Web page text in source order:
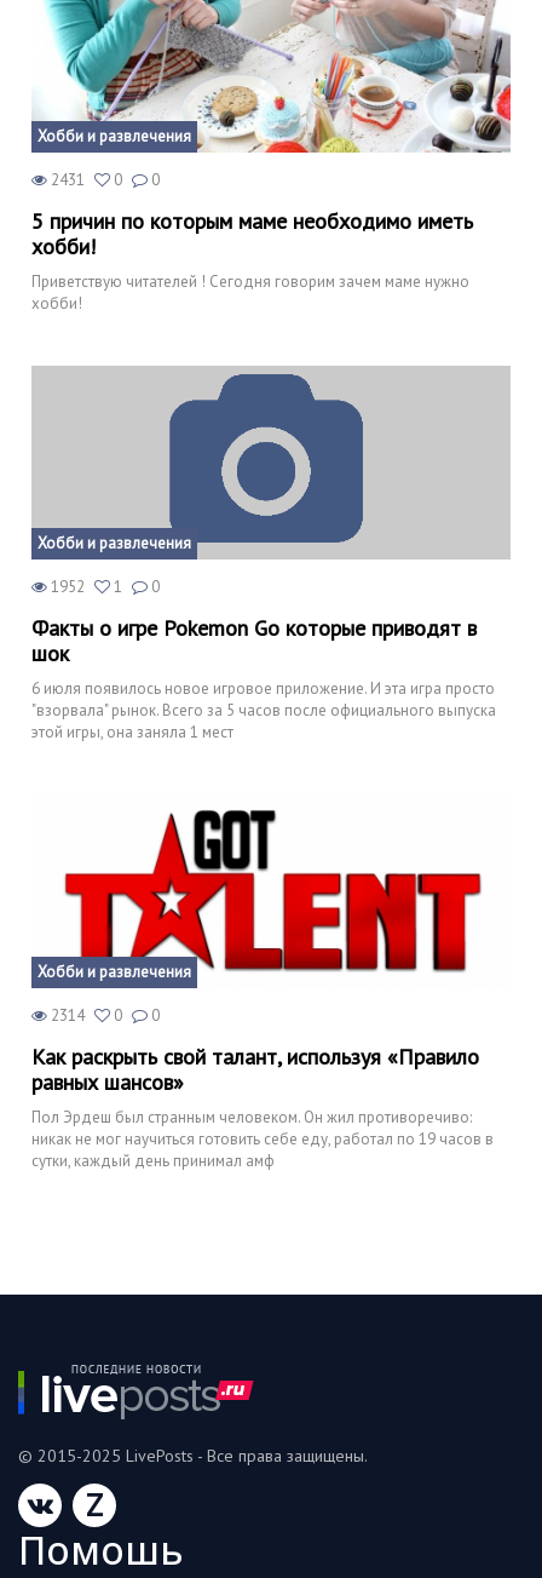
Хобби и развлечения
2431 0 0
5 причин по которым маме необходимо иметь
хобби!
Приветствую читателей ! Сегодня говорим зачем маме нужно
хобби!
Хобби и развлечения
1952 1 0
Факты о игре Pokemon Go которые приводят в
шок
6 июля появилось новое игровое приложение. И эта игра просто
"взорвала" рынок. Всего за 5 часов после официального выпуска
этой игры, она заняла 1 мест
Хобби и развлечения
2314 0 0
Как раскрыть свой талант, используя «Правило
равных шансов»
Пол Эрдеш был странным человеком. Он жил противоречиво:
никак не мог научиться готовить себе еду, работал по 19 часов в
сутки, каждый день принимал амф
© 2015-2025 LivePosts - Все права защищены.
Z
Помошь